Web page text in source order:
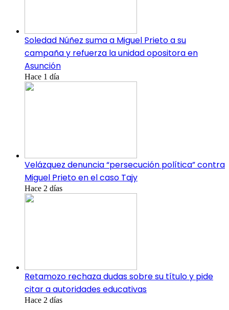
Soledad Núñez suma a Miguel Prieto a su
campaña y refuerza la unidad opositora en
Asunción
Hace 1 día
Velázquez denuncia “persecución política” contra
Miguel Prieto en el caso Tajy
Hace 2 días
Retamozo rechaza dudas sobre su título y pide
citar a autoridades educativas
Hace 2 días